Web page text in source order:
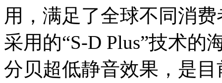
用，满足了全球不同消
采用的“S-D Plus”技术的
分贝超低静音效果，是